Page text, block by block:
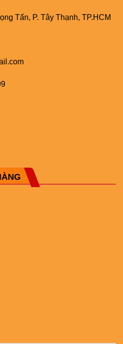
Tấn, P. Tây Thạnh, TP.HCM